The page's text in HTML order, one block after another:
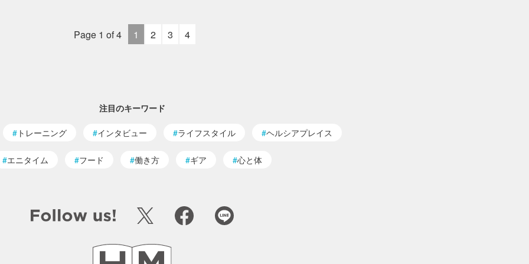
Page 1 of 4 1 2 3 4
注目のキーワード
トレーニング インタビュー ライフスタイル ヘルシアプレイス
エニタイム フード 働き方 ギア 心と体